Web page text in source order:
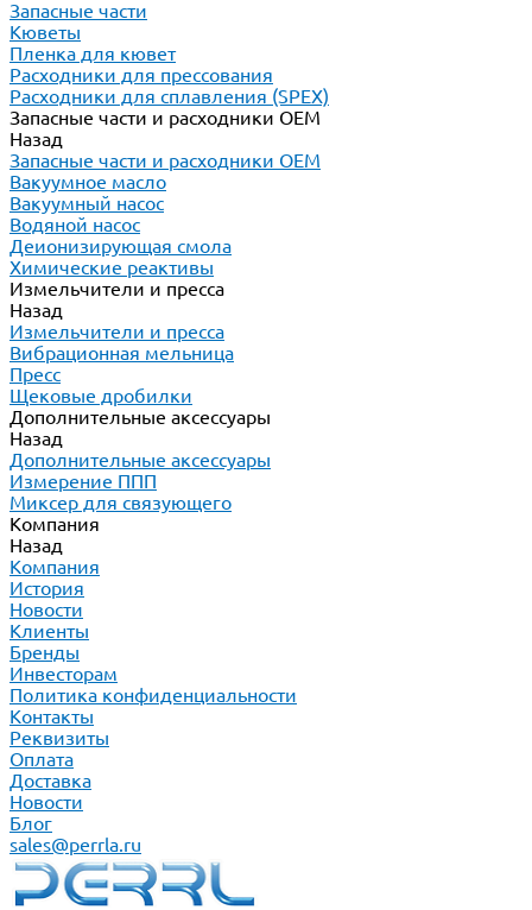
Запасные части
Кюветы
Пленка для кювет
Расходники для прессования
Расходники для сплавления (SPEX)
Запасные части и расходники ОЕМ
Назад
Запасные части и расходники ОЕМ
Вакуумное масло
Вакуумный насос
Водяной насос
Деионизирующая смола
Химические реактивы
Измельчители и пресса
Назад
Измельчители и пресса
Вибрационная мельница
Пресс
Щековые дробилки
Дополнительные аксессуары
Назад
Дополнительные аксессуары
Измерение ППП
Миксер для связующего
Компания
Назад
Компания
История
Новости
Клиенты
Бренды
Инвесторам
Политика конфиденциальности
Контакты
Реквизиты
Оплата
Доставка
Новости
Блог
sales@perrla.ru